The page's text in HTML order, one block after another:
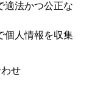
適法かつ公正な
個人情報を収集
せ